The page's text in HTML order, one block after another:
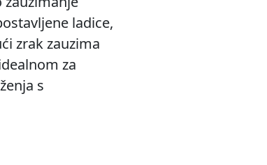
ladice,
zrak zauzima
za
s